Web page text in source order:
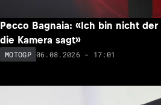
Pecco Bagnaia: «Ich bin nicht
die Kamera sagt»
MOTOGP 06.08.2026 - 17:01